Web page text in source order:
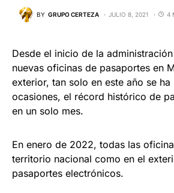
BY GRUPO CERTEZA JULIO 8, 2021 4
Desde el inicio de la
nuevas oficinas de pasaportes en
exterior, tan solo en este año se
ocasiones, el récord histórico de
en un solo mes.
En enero de 2022, todas las
territorio nacional como en el
pasaportes electrónicos.